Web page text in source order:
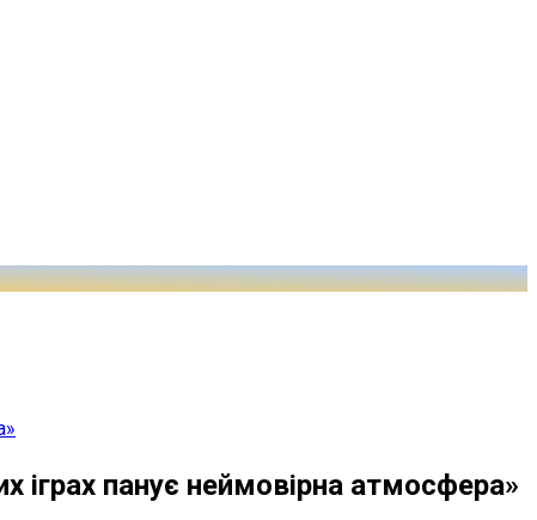
іграх панує неймовірна атмосфера»